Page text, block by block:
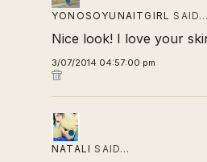
YONOSOYUNAITGIRL SAID…
Nice look! I love your
3/07/2014 04:57:00 pm
NATALI SAID…